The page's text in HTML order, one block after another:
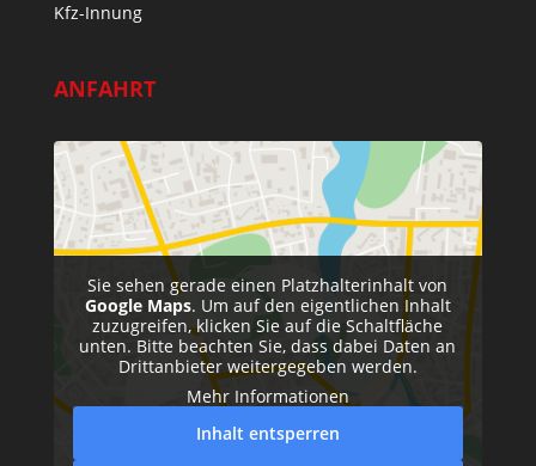
Kfz-Innung
ANFAHRT
Sie sehen gerade einen Platzhalterinhalt von
Google Maps. Um auf den eigentlichen Inhalt
zuzugreifen, klicken Sie auf die Schaltfläche
unten. Bitte beachten Sie, dass dabei Daten an
Drittanbieter weitergegeben werden.
Mehr Informationen
Inhalt entsperren